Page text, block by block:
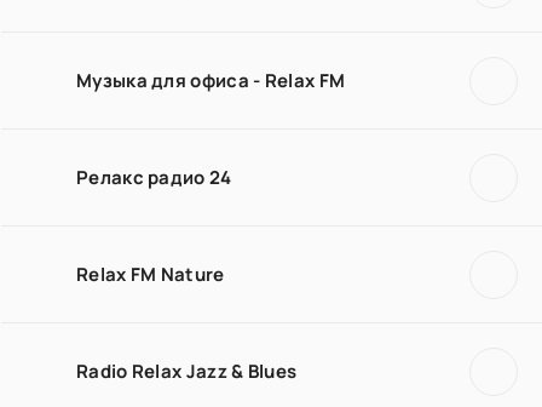
Музыка для офиса - Relax FM
Релакс радио 24
Relax FM Nature
Radio Relax Jazz & Blues